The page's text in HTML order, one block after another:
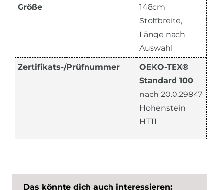
Größe
148cm
Stoffbreite,
Länge nach
Auswahl
Zertifikats-/Prüfnummer
OEKO-TEX®
Standard 100
nach 20.0.29847
Hohenstein
HTTI
Das könnte dich auch interessieren: